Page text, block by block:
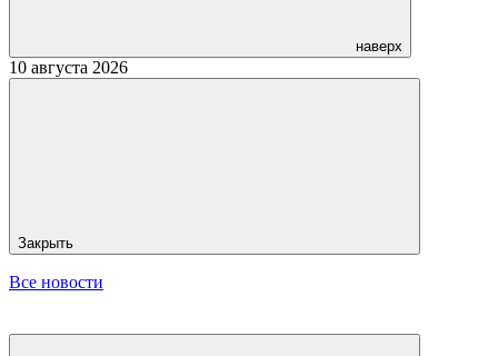
наверх
10 августа 2026
Закрыть
Все новости